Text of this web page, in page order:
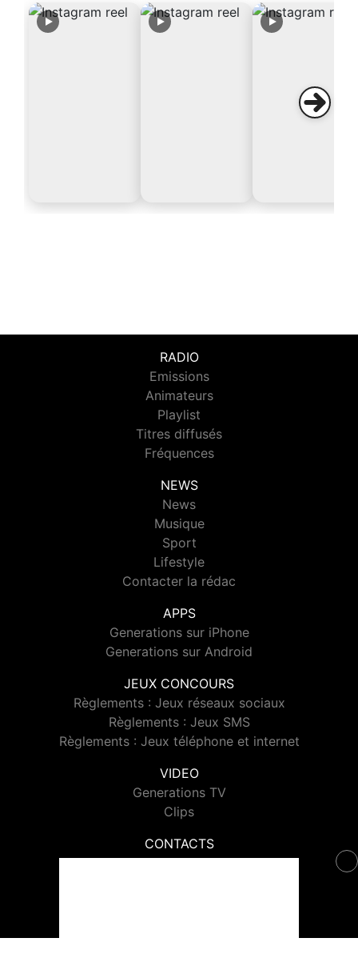
RADIO
Emissions
Animateurs
Playlist
Titres diffusés
Fréquences
NEWS
News
Musique
Sport
Lifestyle
Contacter la rédac
APPS
Generations sur iPhone
Generations sur Android
JEUX CONCOURS
Règlements : Jeux réseaux sociaux
Règlements : Jeux SMS
Règlements : Jeux téléphone et internet
VIDEO
Generations TV
Clips
CONTACTS
Contacter Generations